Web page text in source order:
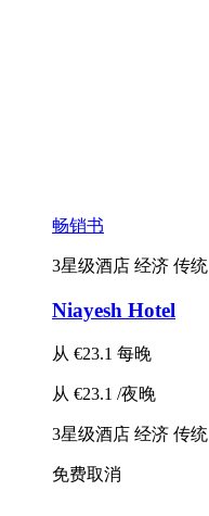
畅销书
3星级酒店 经济 传统
Niayesh Hotel
从 €23.1 每晚
从 €23.1 /夜晚
3星级酒店 经济 传统
免费取消